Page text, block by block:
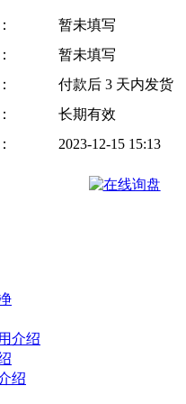
暂未填写
暂未填写
付款后 3 天内发货
长期有效
2023-12-15 15:13
介绍
绍